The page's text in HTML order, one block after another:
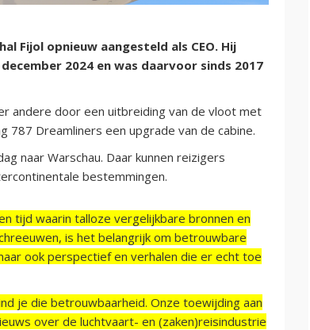
Fijol opnieuw aangesteld als CEO. Hij
2024 en was daarvoor sinds 2017
andere door een uitbreiding van de vloot met
787 Dreamliners een upgrade van de cabine.
naar Warschau. Daar kunnen reizigers
bestemmingen.
tijd waarin talloze vergelijkbare bronnen en
is het belangrijk om betrouwbare
ook perspectief en verhalen die er echt toe
je die betrouwbaarheid. Onze toewijding aan
over de luchtvaart- en (zaken)reisindustrie